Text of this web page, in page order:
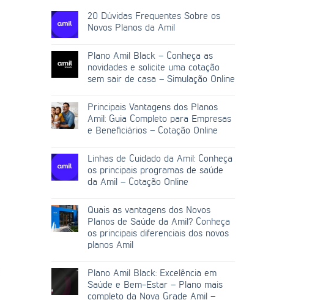
20 Dúvidas Frequentes Sobre os
Novos Planos da Amil
Plano Amil Black – Conheça as
novidades e solicite uma cotação
sem sair de casa – Simulação Online
Principais Vantagens dos Planos
Amil: Guia Completo para Empresas
e Beneficiários – Cotação Online
Linhas de Cuidado da Amil: Conheça
os principais programas de saúde
da Amil – Cotação Online
Quais as vantagens dos Novos
Planos de Saúde da Amil? Conheça
os principais diferenciais dos novos
planos Amil
Plano Amil Black: Excelência em
Saúde e Bem-Estar – Plano mais
completo da Nova Grade Amil –